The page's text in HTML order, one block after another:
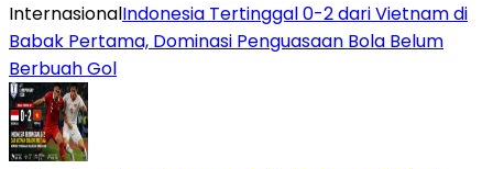
InternasionalIndonesia Tertinggal 0-2 dari Vietnam di
Babak Pertama, Dominasi Penguasaan Bola Belum
Berbuah Gol